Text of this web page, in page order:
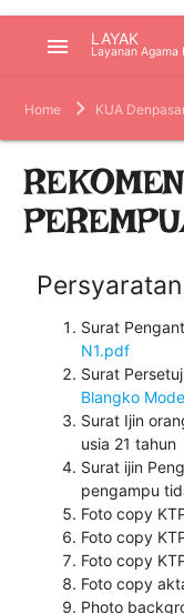
menu LAYAK
Layanan Agama
Home KUA
Persyaratan
Surat
N1.pdf
Surat
Blangko
Surat Ijin
usia 21
Surat ijin
pengampu
Foto copy
Foto copy
Foto copy
Foto copy
Photo